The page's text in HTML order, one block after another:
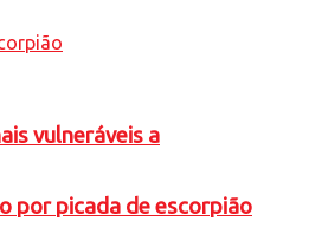
vulneráveis a
por picada de escorpião